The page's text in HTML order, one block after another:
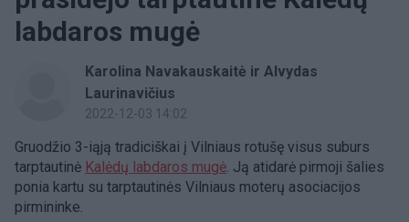
labdaros mugė
Karolina Navakauskaitė ir Alvydas
Laurinavičius
2022-12-03 14:02
Gruodžio 3-iąją tradiciškai į Vilniaus rotušę visus suburs
tarptautinė Kalėdų labdaros mugė. Ją atidarė pirmoji šalies
ponia kartu su tarptautinės Vilniaus moterų asociacijos
pirmininke.